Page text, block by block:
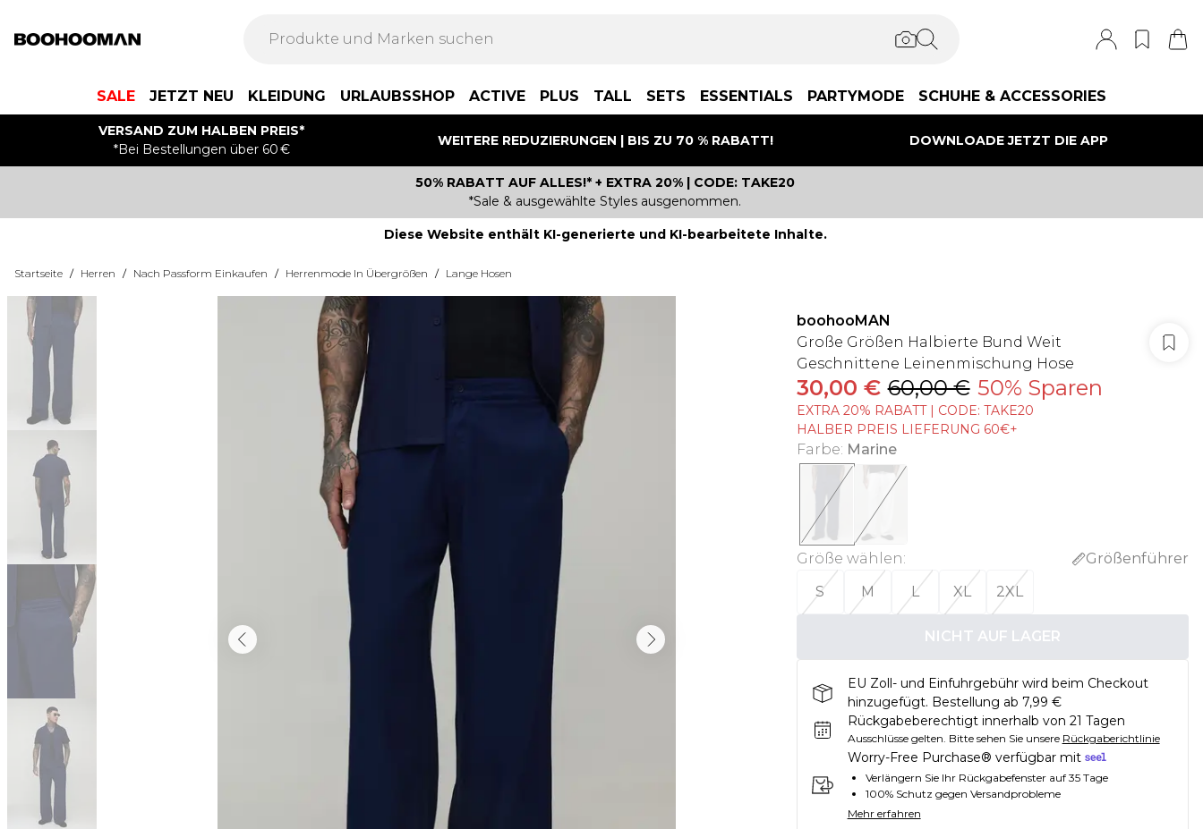
SALE JETZT NEU KLEIDUNG URLAUBSSHOP ACTIVE PLUS TALL SETS ESSENTIALS PARTYMODE SCHUHE & ACCESSORIES
VERSAND ZUM HALBEN PREIS*
*Bei Bestellungen über 60 €
WEITERE REDUZIERUNGEN | BIS ZU 70 % RABATT! DOWNLOADE JETZT DIE APP
50% RABATT AUF ALLES!* + EXTRA 20% | CODE: TAKE20
*Sale & ausgewählte Styles ausgenommen.
Diese Website enthält KI-generierte und KI-bearbeitete Inhalte.
Startseite / Herren / Nach Passform Einkaufen / Herrenmode In Übergrößen / Lange Hosen
boohooMAN
Große Größen Halbierte Bund Weit
Geschnittene Leinenmischung Hose
30,00 € 60,00 € 50% Sparen
EXTRA 20% RABATT | CODE: TAKE20
HALBER PREIS LIEFERUNG 60€+
Farbe: Marine
Größe wählen:
Größenführer
S
M L XL 2XL
NICHT AUF LAGER
EU Zoll- und Einfuhrgebühr wird beim Checkout
hinzugefügt. Bestellung ab 7,99 €
Rückgabeberechtigt innerhalb von 21 Tagen
Ausschlüsse gelten. Bitte sehen Sie unsere Rückgaberichtlinie
Worry-Free Purchase® verfügbar mit
Verlängern Sie Ihr Rückgabefenster auf 35 Tage
100% Schutz gegen Versandprobleme
Mehr erfahren